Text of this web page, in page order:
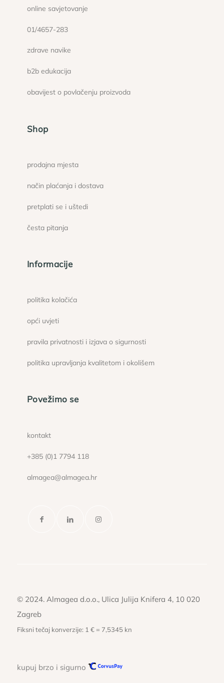
online savjetovanje
01/4657-283
zdrave navike
b2b edukacija
obavijest o povlačenju proizvoda
Shop
prodajna mjesta
način plaćanja i dostava
pretplati se i uštedi
česta pitanja
Informacije
politika kolačića
opći uvjeti
pravila privatnosti i izjava o sigurnosti
politika upravljanja kvalitetom i okolišem
Povežimo se
kontakt
+385 (0)1 7794 118
almagea@almagea.hr
© 2024. Almagea d.o.o., Ulica Julija Knifera 4, 10 020
Zagreb
Fiksni tečaj konverzije: 1 € = 7,5345 kn
kupuj brzo i sigurno